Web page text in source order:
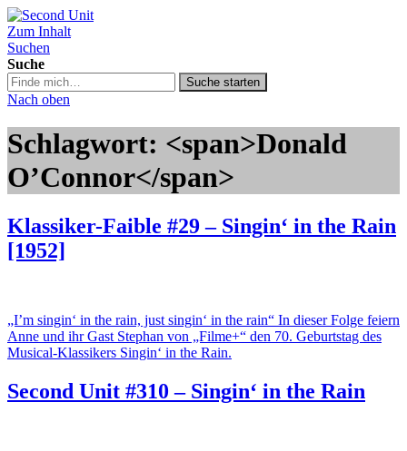
Second Unit
Zum Inhalt
Suchen
Suche
Suche
in
podcast.de/
Suche starten
Nach oben
Schlagwort: <span>Donald
O’Connor</span>
Klassiker-Faible #29 – Singin‘ in the Rain
[1952]
„I’m singin‘ in the rain, just singin‘ in the rain“ In dieser Folge feiern
Anne und ihr Gast Stephan von „Filme+“ den 70. Geburtstag des
Musical-Klassikers Singin‘ in the Rain.
Second Unit #310 – Singin‘ in the Rain